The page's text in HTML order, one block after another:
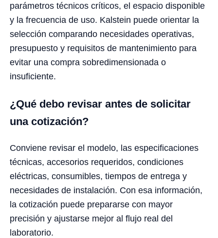
parámetros técnicos críticos, el espacio disponible
y la frecuencia de uso. Kalstein puede orientar la
selección comparando necesidades operativas,
presupuesto y requisitos de mantenimiento para
evitar una compra sobredimensionada o
insuficiente.
¿Qué debo revisar antes de solicitar
una cotización?
Conviene revisar el modelo, las especificaciones
técnicas, accesorios requeridos, condiciones
eléctricas, consumibles, tiempos de entrega y
necesidades de instalación. Con esa información,
la cotización puede prepararse con mayor
precisión y ajustarse mejor al flujo real del
laboratorio.